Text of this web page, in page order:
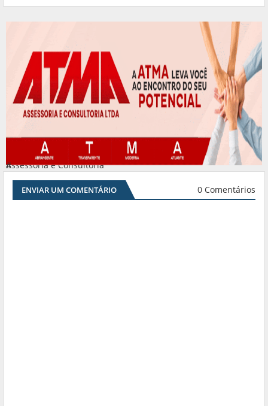
Assessoria e Consultoria
#
ENVIAR UM COMENTÁRIO 0 Comentários